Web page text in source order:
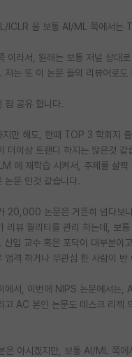
ICLR 을 보통 AI/ML 쪽에서는
이라서, 원래는 보통 저널 상대
저는 또 이 논문 들의 리뷰어로
점 공유 합니다.
지만 해도, 한때 TOP 3 학회지
더이상 트랜디 하지는 않은것
에 재학습 시켜서, 주제를 살
논문 인것 같습니다.
20,000 논문은 거뜬히 넘다보
리뷰 퀄리티를 관리 하는데, 보
신입 교수 혹은 포닥이 대부분
엄격 하거나 무관심 한 사람이
에서, 이번에 NIPS 논문에서는,
고 AC 본인 논문도 데스크 리젝
은 아시겠지만, 보통 AI/ML 쪽